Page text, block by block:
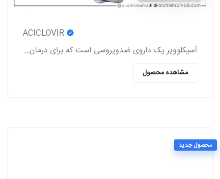
آسیکلوویر یک داروی ضدویروسی است که برای درمان عفونت‌های ناشی از ویروس‌های هرپس (تبخال لب و تناسلی، زونا، آبله‌مرغان) استفاده می‌شود.
مشاهده محصول
محصول جدید